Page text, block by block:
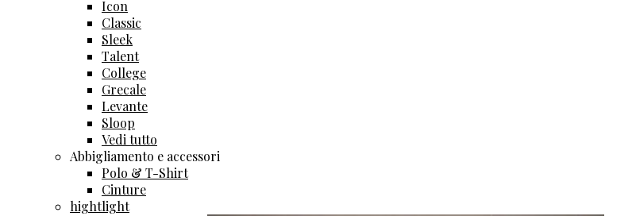
Icon
Classic
Sleek
Talent
College
Grecale
Levante
Sloop
Vedi tutto
Abbigliamento e accessori
Polo & T-Shirt
Cinture
hightlight